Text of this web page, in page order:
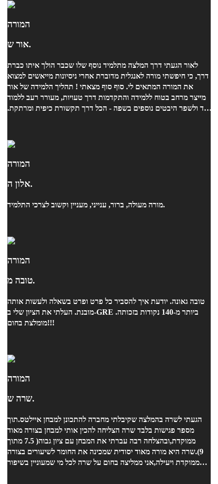
המורה
אור ש.
לאור הגעתי דרך המלצה מתלמיד נוסף שלו שכבר הולך איתו כברת
דרך, כי חיפשתי מורה לאנגלית מדוברת אחרי ניסיונות מייאשים למצוא
את המורה המתאים לי. סוף סוף מצאתי ! תהליך הלמידה של אור
מייצר מרחב בטוח ללמידה והתקדמות דרך טעויות, מעורר רעב ללמוד
עוד ולשפר היבטים נוספים בשפה - הכל דרך תקשורת כיפית ומרתקת.
המורה
אלון ה.
מורה מעולה, ברור, ענייני, מעניין וקשוב לצרכי התלמיד.
המורה
טובה מ.
טובה גאונה. יודעת איך להסביר כל פרט ופרט בשאלה ולעשות אותה
מובנת. העלתי את הציון שלי ב-GRE ביותר מ-140 נקודות בזכותה.
מומלצת בחום!!!
המורה
שרה ש.
הגעתי לשרה בהמלצה שקיבלתי מחברה להתכונן למבחן איילטס.תוך
מספר פגישות בלבד שרה הצליחה להכין אותי למבחן בצורה מאוד
ממוקדת,ובהצלחה רבה עברתי את המבחן עם ציון גבוה( 7.5 מתוך
9).שרה היא מורה מאוד יסודית שמכינה את החומר לשיעורים בצורה
ממוקדת ויעילה,אני ממליצה בחום על שרה לכל מי שמעוניין בשיפור